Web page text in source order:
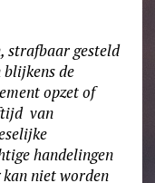
strafbaar gesteld
de
opzet of
van
handelingen
niet worden